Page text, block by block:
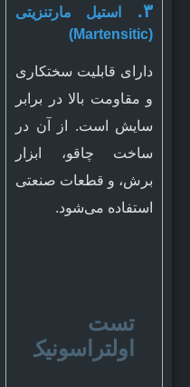
۳.
استیل مارتنزیتی
(Martensitic)
دارای قابلیت سختکاری
و مقاومت بالا در برابر
سایش است. از آن در
ساخت چاقو، ابزار
برش، و قطعات صنعتی
استفاده می‌شود.
تست
اولتراسونیک